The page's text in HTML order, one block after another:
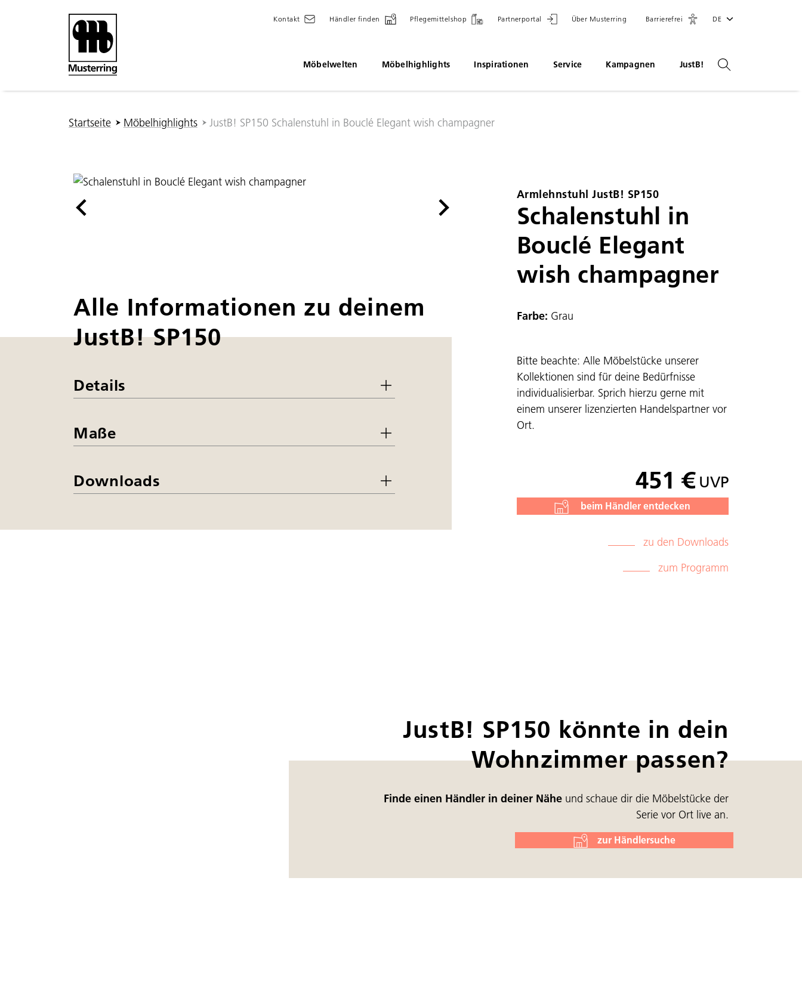
Kontakt Händler finden Pflegemittelshop Partnerportal Über Musterring Barrierefrei DE
Möbelwelten Möbelhighlights Inspirationen Service Kampagnen JustB!
Sie sind hier:
Startseite Möbelhighlights JustB! SP150 Schalenstuhl in Bouclé Elegant wish champagner
Alle Informationen zu deinem
JustB! SP150
Details
Maße
Downloads
Armlehnstuhl JustB! SP150
Schalenstuhl in
Bouclé Elegant
wish champagner
Farbe: Grau
Bitte beachte: Alle Möbelstücke unserer
Kollektionen sind für deine Bedürfnisse
individualisierbar. Sprich hierzu gerne mit
einem unserer lizenzierten Handelspartner vor
Ort.
451 €UVP
beim Händler entdecken
zu den Downloads
zum Programm
JustB! SP150 könnte in dein
Wohnzimmer passen?
Finde einen Händler in deiner Näheund schaue dir die Möbelstücke der
Serie vor Ort live an.
zur Händlersuche